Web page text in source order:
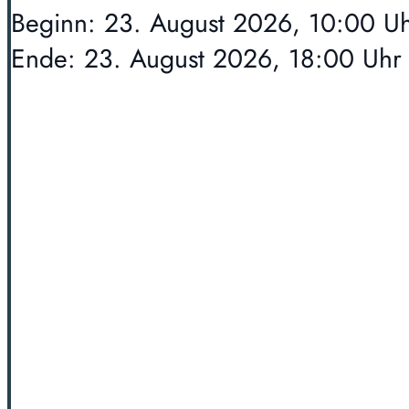
Beginn: 23. August 2026, 10:00
Ende: 23. August 2026, 18:00 Uhr